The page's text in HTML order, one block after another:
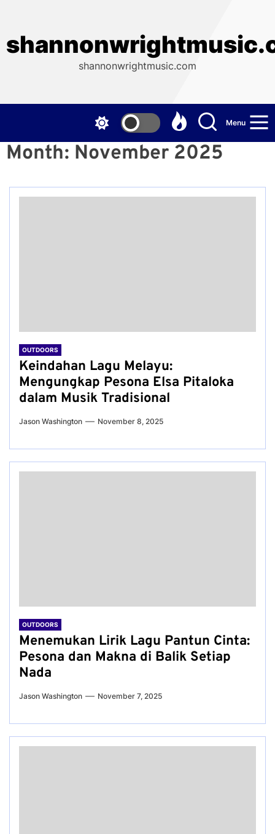
content
shannonwrightmusic.com
Menu
Month: November 2025
OUTDOORS
Keindahan Lagu Melayu:
Mengungkap Pesona Elsa Pitaloka
dalam Musik Tradisional
Jason Washington November 8, 2025
OUTDOORS
Menemukan Lirik Lagu Pantun Cinta:
Pesona dan Makna di Balik Setiap
Nada
Jason Washington November 7, 2025